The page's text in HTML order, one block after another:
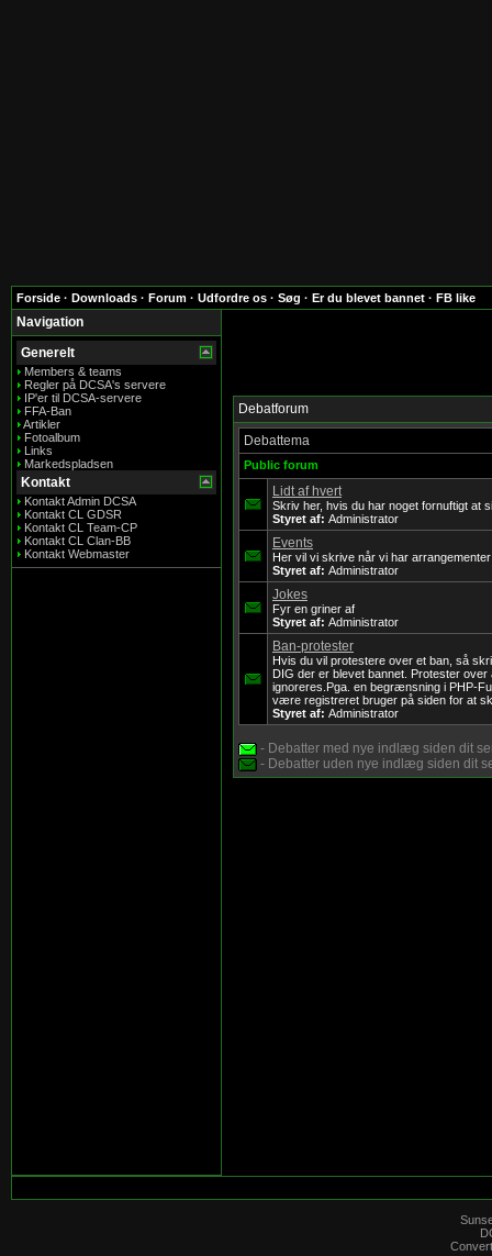
Forside · Downloads · Forum · Udfordre os · Søg · Er du blevet bannet · FB like
Navigation
Generelt
Members & teams
Regler på DCSA's servere
IP'er til DCSA-servere
FFA-Ban
Artikler
Fotoalbum
Links
Markedspladsen
Kontakt
Kontakt Admin DCSA
Kontakt CL GDSR
Kontakt CL Team-CP
Kontakt CL Clan-BB
Kontakt Webmaster
Debatforum
Debattema
Public forum
Lidt af hvert
Skriv her, hvis du har noget fornuftigt at
Styret af: Administrator
Events
Her vil vi skrive når vi har arrangementer
Styret af: Administrator
Jokes
Fyr en griner af
Styret af: Administrator
Ban-protester
Hvis du vil protestere over et ban, så
DIG der er blevet bannet. Protester over
ignoreres.Pga. en begrænsning i PHP-
være registreret bruger på siden for at
Styret af: Administrator
- Debatter med nye indlæg siden dit
- Debatter uden nye indlæg siden dit